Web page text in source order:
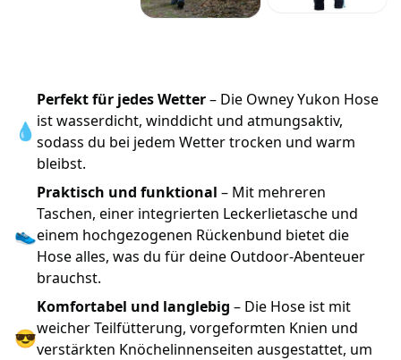
💧
Perfekt für jedes Wetter– Die Owney Yukon Hose
ist wasserdicht, winddicht und atmungsaktiv,
sodass du bei jedem Wetter trocken und warm
bleibst.
👟
Praktisch und funktional – Mit mehreren
Taschen, einer integrierten Leckerlietasche und
einem hochgezogenen Rückenbund bietet die
Hose alles, was du für deine Outdoor-Abenteuer
brauchst.
😎
Komfortabel und langlebig – Die Hose ist mit
weicher Teilfütterung, vorgeformten Knien und
verstärkten Knöchelinnenseiten ausgestattet, um